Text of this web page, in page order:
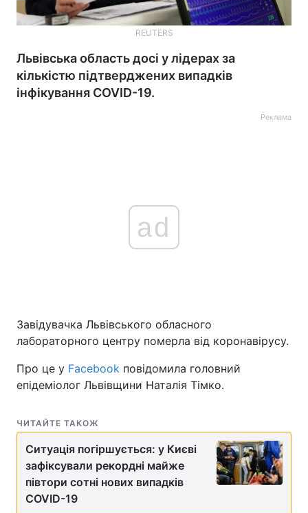
REUTERS
Львівська область досі у лідерах за
кількістю підтверджених випадків
інфікування COVID-19.
Реклама
ad
Завідувачка Львівського обласного
лабораторного центру померла від коронавірусу.
Про це у Facebook повідомила головний
епідеміолог Львівщини Наталія Тімко.
ЧИТАЙТЕ ТАКОЖ
Ситуація погіршується: у Києві
зафіксували рекордні майже
півтори сотні нових випадків
COVID-19